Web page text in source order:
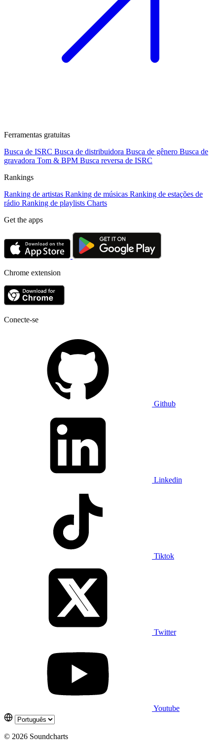
Ferramentas gratuitas
Busca de ISRC Busca de distribuidora Busca de gênero Busca de
gravadora Tom & BPM Busca reversa de ISRC
Rankings
Ranking de artistas Ranking de músicas Ranking de estações de
rádio Ranking de playlists Charts
Get the apps
Chrome extension
Conecte-se
Github
Linkedin
Tiktok
Twitter
Youtube
© 2026 Soundcharts